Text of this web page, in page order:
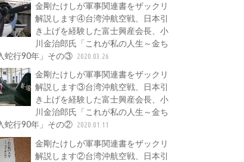
金剛たけしが軍事関連書をザックリ
解説します④台湾沖航空戦、日本引
き上げを経験した富士興産会長、小
川金治郎氏「これが私の人生～金ち
蛇行90年」その③ 2020.03.26
金剛たけしが軍事関連書をザックリ
解説します③台湾沖航空戦、日本引
き上げを経験した富士興産会長、小
川金治郎氏「これが私の人生～金ち
蛇行90年」その② 2020.01.11
金剛たけしが軍事関連書をザックリ
解説します②台湾沖航空戦、日本引